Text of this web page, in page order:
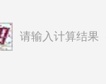
请输入计算结果